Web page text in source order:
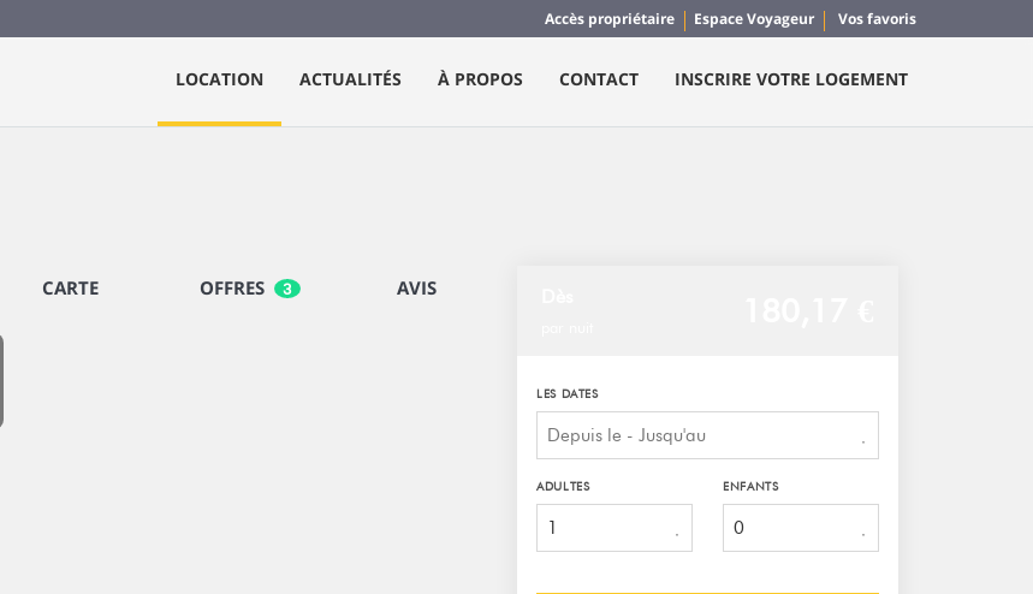
Vos favoris
Espace Voyageur
Accès propriétaire
LOCATION ACTUALITÉS À PROPOS CONTACT INSCRIRE VOTRE LOGEMENT
CARTE OFFRES 3 AVIS
LES DATES
ADULTES
1
ENFANTS